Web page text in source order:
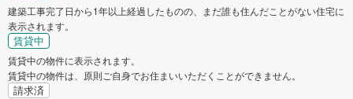
建築工事完了日から1年以上経過したものの、まだ誰も住んだことがない住宅に
表示されます。
賃貸中
賃貸中の物件に表示されます。
賃貸中の物件は、原則ご自身でお住まいいただくことができません。
請求済